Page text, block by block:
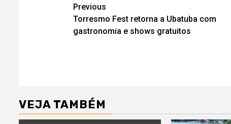
Post
navigation
Previous
Torresmo Fest retorna a Ubatuba com
gastronomia e shows gratuitos
VEJA TAMBÉM